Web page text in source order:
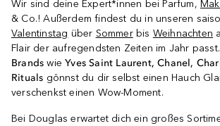
Wir sind deine Expert*innen bei Parfum,
& Co.! Außerdem findest du in unseren
Valentinstag über Sommerbis Weihnachten
Flair der aufregendsten Zeiten im Jahr
Brands wieYves Saint Laurent, Chanel,
Rituals gönnst du dir selbst einen Hauch
verschenkst einen Wow-Moment.
Bei Douglas erwartet dich ein großes